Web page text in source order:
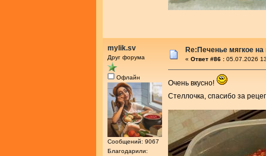
mylik.sv
Друг форума
Офлайн
Сообщений: 9067
Благодарили:
Re:Печенье мягкое
« Ответ #86 : 05.07.2026
Очень вкусно!
Стеллочка, спасибо за